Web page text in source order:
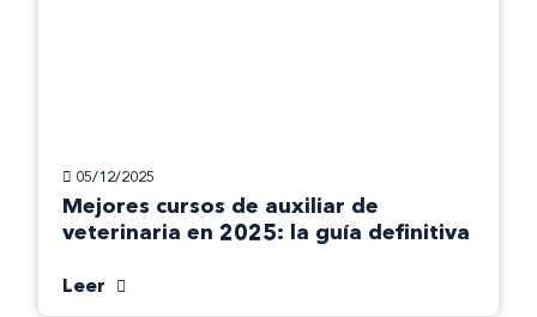
05/12/2025
Mejores cursos de auxiliar de
veterinaria en 2025: la guía definitiva
Leer